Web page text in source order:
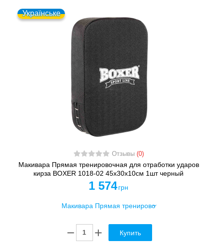
Українське
Отзывы (0)
Макивара Прямая тренировочная для отработки ударов
кирза BOXER 1018-02 45х30х10см 1шт черный
1 574 грн
Купить